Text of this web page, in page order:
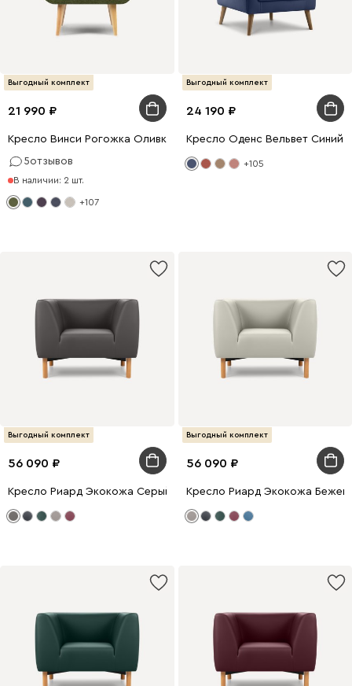
Выгодный комплект
21 990
Кресло Винси Рогожка Оливковый
5отзывов
В наличии: 2 шт.
+107
Выгодный комплект
24 190
Кресло Оденс Вельвет Синий
+105
Выгодный комплект
56 090
Кресло Риард Экокожа Серый
Выгодный комплект
56 090
Кресло Риард Экокожа